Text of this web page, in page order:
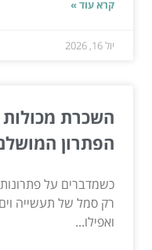
קרא עוד »
יול 16, 2026
השכרת מכולות
הפתרון
כשמדברים על פתרונות
רק סמל של תעשייה
ואפילו...